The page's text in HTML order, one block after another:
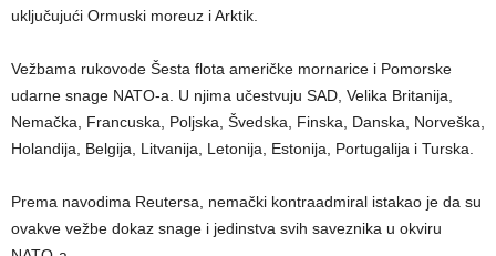
uključujući Ormuski moreuz i Arktik.
Vežbama rukovode Šesta flota američke mornarice i Pomorske
udarne snage NATO-a. U njima učestvuju SAD, Velika Britanija,
Nemačka, Francuska, Poljska, Švedska, Finska, Danska, Norveška,
Holandija, Belgija, Litvanija, Letonija, Estonija, Portugalija i Turska.
Prema navodima Reutersa, nemački kontraadmiral istakao je da su
ovakve vežbe dokaz snage i jedinstva svih saveznika u okviru